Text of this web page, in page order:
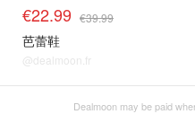
€22.99 €39.99
芭蕾鞋
@dealmoon.fr
Dealmoon may be paid